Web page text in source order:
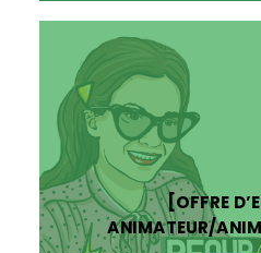
[OFFRE
ANIMATEUR/